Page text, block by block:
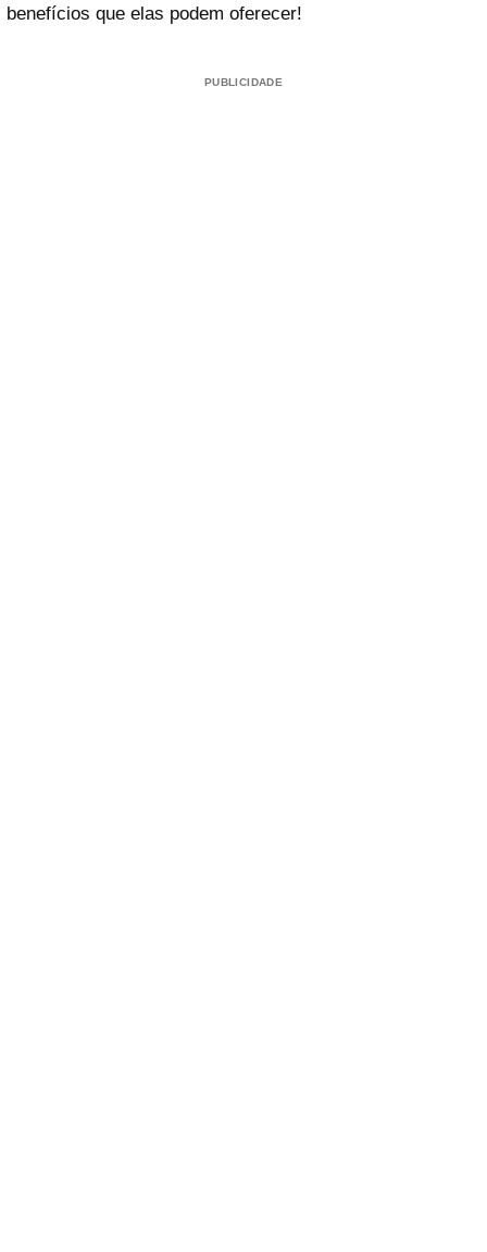
benefícios que elas podem oferecer!
PUBLICIDADE